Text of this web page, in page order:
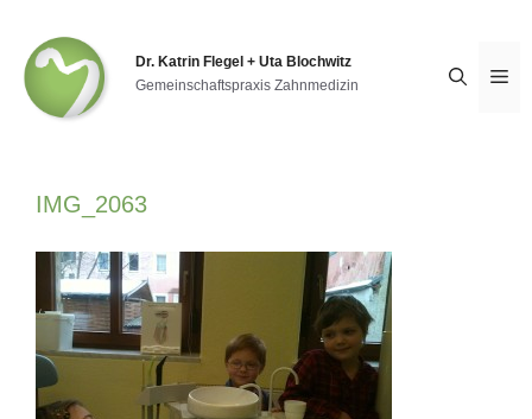
springen
Dr. Katrin Flegel + Uta Blochwitz
Gemeinschaftspraxis Zahnmedizin
IMG_2063